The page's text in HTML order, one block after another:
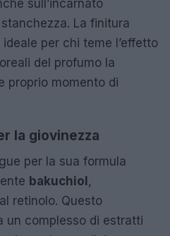
sull’incarnato
La finitura
per chi teme l’effetto
del profumo la
proprio momento di
la giovinezza
per la sua formula
bakuchiol,
retinolo. Questo
un complesso di estratti